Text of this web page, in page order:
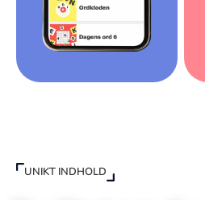
UNIKT INDHOLD